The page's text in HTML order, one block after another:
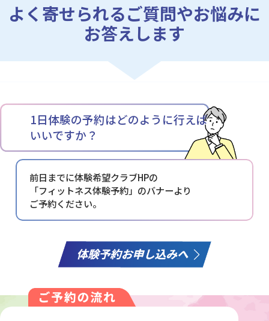
よく寄せられるご質問やお悩みに
お答えします
1日体験の予約はどのように行えば
いいですか？
前日までに体験希望クラブHPの
「フィットネス体験予約」のバナーより
ご予約ください。